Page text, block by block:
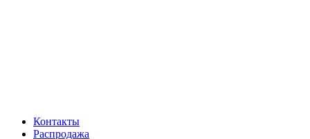
Контакты
Распродажа